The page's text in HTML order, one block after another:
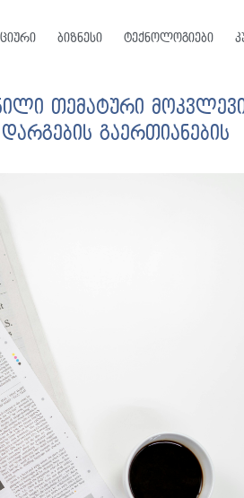
ბიზნესი ტექნოლოგიები
თემატური
გაერთიანების